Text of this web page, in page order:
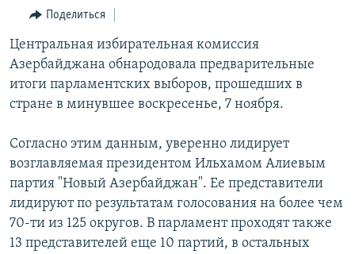
Вернутся
поиску
КЫРГЫЗЧА
ЎЗБЕКЧА
ТОҶИКӢ
TÜRKMENÇE
Все сайты РСЕ/РС
Поделиться
Центральная избирательная комиссия
Азербайджана обнародовала предварительные
итоги парламентских выборов, прошедших в
стране в минувшее воскресенье, 7 ноября.
Согласно этим данным, уверенно лидирует
возглавляемая президентом Ильхамом Алиевым
партия "Новый Азербайджан". Ее представители
лидируют по результатам голосования на более чем
70-ти из 125 округов. В парламент проходят также
13 представителей еще 10 партий, в остальных